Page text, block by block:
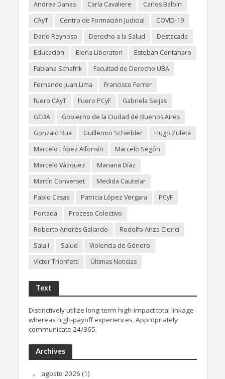
Andrea Danas Carla Cavaliere
Carlos Balbín
CAyT
Centro de Formación Judicial
COVID-19
Darío Reynoso
Derecho a la Salud
Destacada
Educación
Elena Liberatori
Esteban Centanaro
Fabiana Schafrik
Facultad de Derecho UBA
Fernando Juan Lima
Francisco Ferrer
fuero CAyT
Fuero PCyF
Gabriela Seijas
GCBA
Gobierno de la Ciudad de Buenos Aires
Gonzalo Rua
Guillermo Scheibler
Hugo Zuleta
Marcelo López Alfonsín
Marcelo Segón
Marcelo Vázquez
Mariana Díaz
Martín Converset
Medida Cautelar
Pablo Casas
Patricia López Vergara
PCyF
Portada
Proceso Colectivo
Roberto Andrés Gallardo
Rodolfo Ariza Clerici
Sala I
Salud
Violencia de Género
Víctor Trionfetti
Últimas Noticias
Text
Distinctively utilize long-term high-impact total linkage
whereas high-payoff experiences. Appropriately
communicate 24/365.
Archives
agosto 2026 (1)